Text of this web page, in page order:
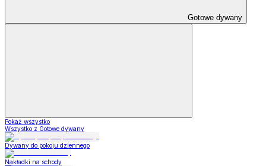
Gotowe dywany
Pokaż wszystko
Wszystko z Gotowe dywany
Dywany do pokoju dziennego
Nakładki na schody